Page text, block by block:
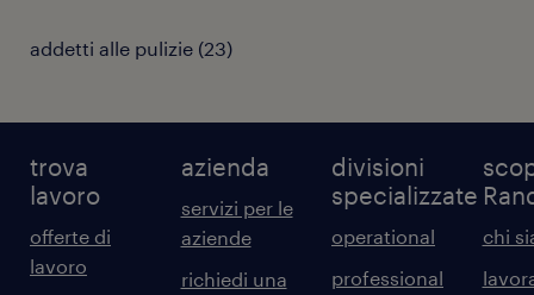
addetti alle pulizie (23)
trova
lavoro
offerte di
lavoro
azienda
servizi per le
aziende
richiedi una
divisioni
specializzate
operational
professional
chi